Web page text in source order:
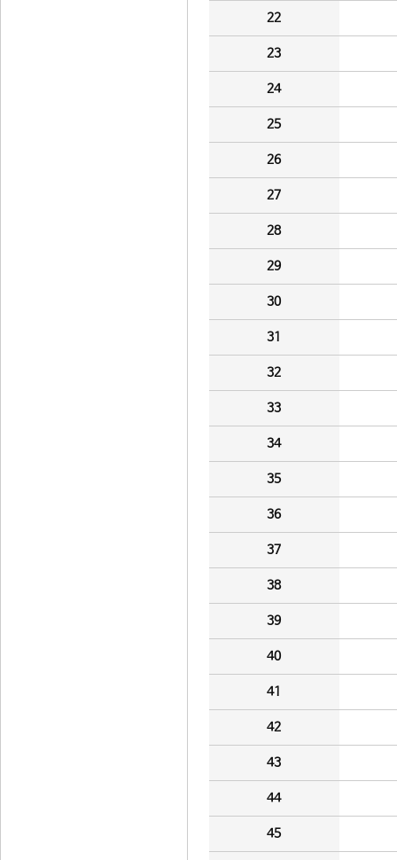
22
23
24
25
26
27
28
29
30
31
32
33
34
35
36
37
38
39
40
41
42
43
44
45